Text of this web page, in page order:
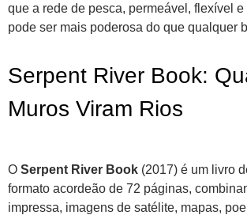
que a rede de pesca, permeável, flexível e
pode ser mais poderosa do que qualquer
Serpent River Book:
Muros Viram Rios
O Serpent River Book (2017) é um livro
formato acordeão de 72 páginas,
impressa, imagens de satélite, mapas,